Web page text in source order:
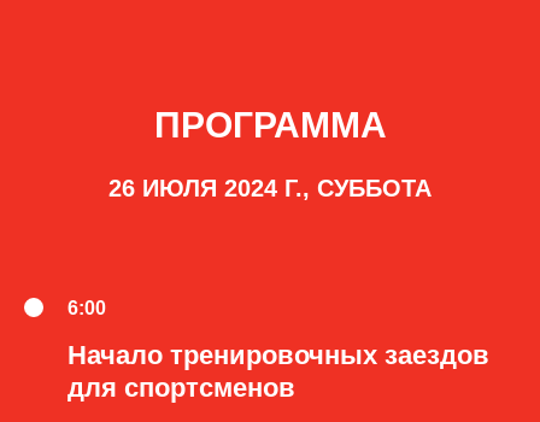
ПРОГРАММА
26 ИЮЛЯ 2024 Г., СУББОТА
6:00
Начало тренировочных заездов
для спортсменов